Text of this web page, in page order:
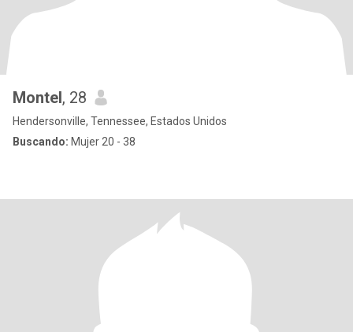
Montel, 28
Hendersonville, Tennessee, Estados Unidos
Buscando: Mujer 20 - 38